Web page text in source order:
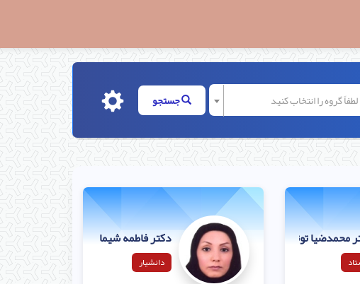
لطفاً گروه را انتخاب کنید جستجو
محمدضیا توتونچی قربانی دکتر فاطمه شیما هادی پورزاده
دانشیار